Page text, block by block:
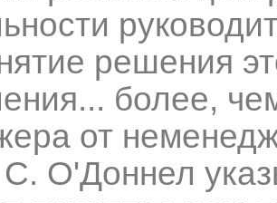
решения
более,
от
С. О'Доннел